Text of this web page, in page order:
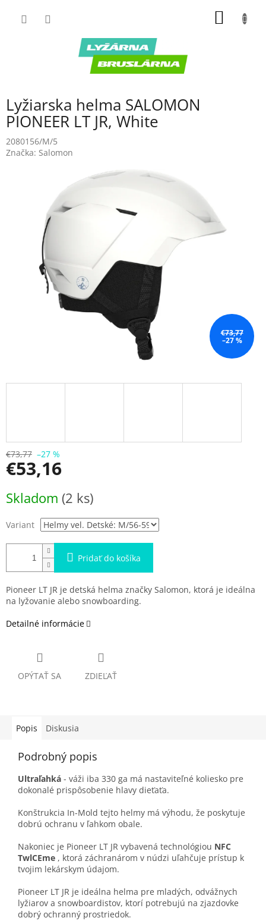
Lyžiarska helma SALOMON
PIONEER LT JR, White
2080156/M/5
Značka: Salomon
€73,77
–27 %
€73,77 –27 %
€53,16
cena:
Skladom (2 ks)
Variant
Pridať do košíka
Pioneer LT JR je detská helma značky Salomon, ktorá je ideálna
na lyžovanie alebo snowboarding.
Detailné informácie
OPÝTAŤ SA ZDIEĽAŤ
Popis Diskusia
Podrobný popis
Ultraľahká - váži iba 330 ga má nastaviteľné koliesko pre
dokonalé prispôsobenie hlavy dieťaťa.
Konštrukcia In-Mold tejto helmy má výhodu, že poskytuje
dobrú ochranu v ľahkom obale.
Nakoniec je Pioneer LT JR vybavená technológiou NFC
TwlCEme , ktorá záchranárom v núdzi uľahčuje prístup k
tvojim lekárskym údajom.
Pioneer LT JR je ideálna helma pre mladých, odvážnych
lyžiarov a snowboardistov, ktorí potrebujú na zjazdovke
dobrý ochranný prostriedok.